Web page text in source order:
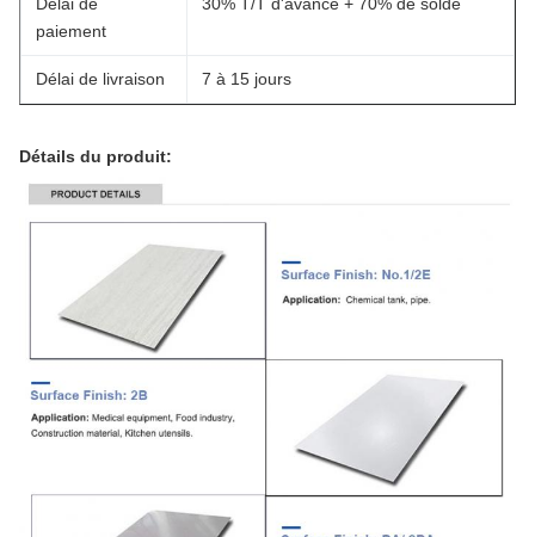
paiement
Délai de livraison 7 à 15 jours
Détails du produit: